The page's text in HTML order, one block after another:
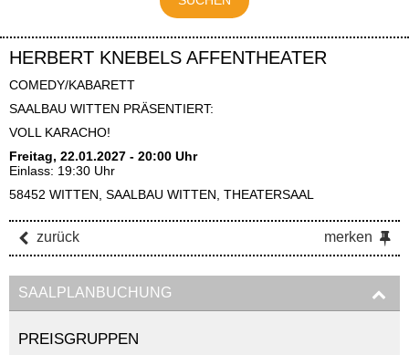
HERBERT KNEBELS AFFENTHEATER
COMEDY/KABARETT
SAALBAU WITTEN PRÄSENTIERT:
VOLL KARACHO!
Freitag, 22.01.2027 - 20:00 Uhr
Einlass: 19:30 Uhr
58452 WITTEN, SAALBAU WITTEN, THEATERSAAL
zurück merken
SAALPLANBUCHUNG
PREISGRUPPEN